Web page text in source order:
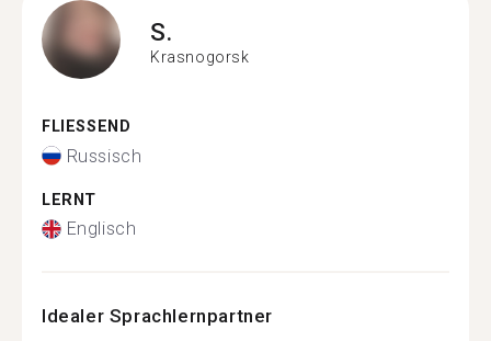
S.
Krasnogorsk
FLIESSEND
Russisch
LERNT
Englisch
Idealer Sprachlernpartner